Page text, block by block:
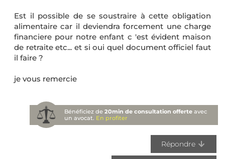
Est il possible de se soustraire à cette obligation
alimentaire car il deviendra forcement une charge
financiere pour notre enfant c 'est évident maison
de retraite etc... et si oui quel document officiel faut
il faire ?
je vous remercie
Bénéficiez de20min de consultation offerte avec
un avocat. En profiter
Répondre